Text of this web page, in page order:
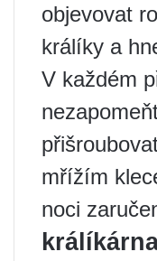
objevovat
králíky a
V každém
mřížím
noci